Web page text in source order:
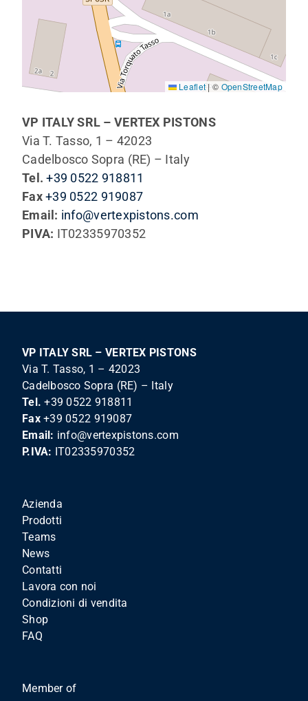
Leaflet | © OpenStreetMap
VP ITALY SRL – VERTEX PISTONS
Via T. Tasso, 1 – 42023
Cadelbosco Sopra (RE) – Italy
Tel. +39 0522 918811
Fax +39 0522 919087
Email: info@vertexpistons.com
PIVA: IT02335970352
VP ITALY SRL – VERTEX PISTONS
Via T. Tasso, 1 – 42023
Cadelbosco Sopra (RE) – Italy
Tel. +39 0522 918811
Fax +39 0522 919087
Email: info@vertexpistons.com
P.IVA: IT02335970352
Azienda
Prodotti
Teams
News
Contatti
Lavora con noi
Condizioni di vendita
Shop
FAQ
Member of